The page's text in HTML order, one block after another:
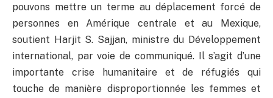
pouvons mettre un terme au déplacement forcé de
personnes en Amérique centrale et au Mexique,
soutient Harjit S. Sajjan, ministre du Développement
international, par voie de communiqué. Il s’agit d’une
importante crise humanitaire et de réfugiés qui
touche de manière disproportionnée les femmes et